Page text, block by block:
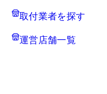
取付業者を探す
運営店舗一覧